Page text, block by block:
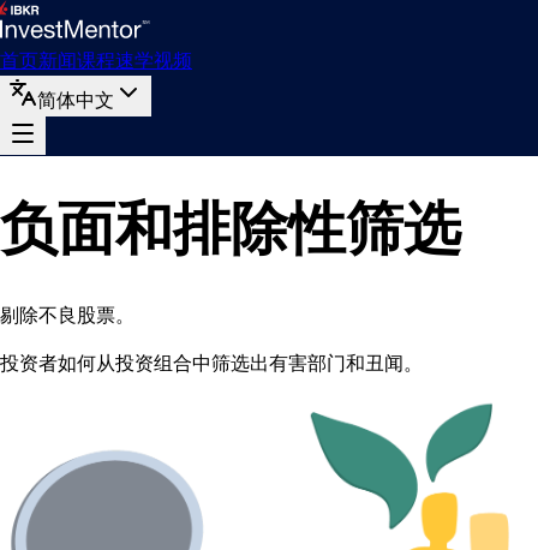
首页新闻课程速学视频
简体中文
负面和排除性筛选
剔除不良股票。
投资者如何从投资组合中筛选出有害部门和丑闻。